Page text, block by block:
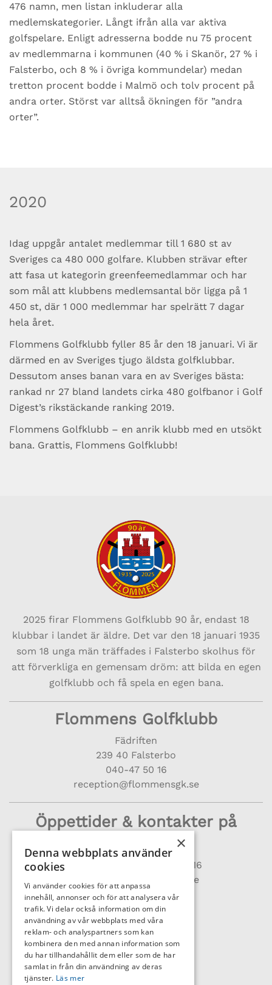
476 namn, men listan inkluderar alla
medlemskategorier. Långt ifrån alla var aktiva
golfspelare. Enligt adresserna bodde nu 75 procent
av medlemmarna i kommunen (40 % i Skanör, 27 % i
Falsterbo, och 8 % i övriga kommundelar) medan
tretton procent bodde i Malmö och tolv procent på
andra orter. Störst var alltså ökningen för ”andra
orter”.
2020
Idag uppgår antalet medlemmar till 1 680 st av
Sveriges ca 480 000 golfare. Klubben strävar efter
att fasa ut kategorin greenfeemedlammar och har
som mål att klubbens medlemsantal bör ligga på 1
450 st, där 1 000 medlemmar har spelrätt 7 dagar
hela året.
Flommens Golfklubb fyller 85 år den 18 januari. Vi är
därmed en av Sveriges tjugo äldsta golfklubbar.
Dessutom anses banan vara en av Sveriges bästa:
rankad nr 27 bland landets cirka 480 golfbanor i Golf
Digest’s rikstäckande ranking 2019.
Flommens Golfklubb – en anrik klubb med en utsökt
bana. Grattis, Flommens Golfklubb!
Flommens Golfklubb
Fädriften
239 40 Falsterbo
040-47 50 16
reception@flommensgk.se
2025 firar Flommens Golfklubb 90 år, endast18
klubbar i landet är äldre. Det var den 18 januari 1935
som 18 unga män träffades i Falsterbo skolhus för
att förverkliga en gemensam dröm: att bilda en egen
golfklubb och få spela en egen bana.
Öppettider & kontakter på
040 – 47 50 16
reception@flommensgk.se
Vardagar 8-17
Helg & helgdagar 8-15
Golfshop/Pro:
Vardagar 8-17
Helg & helgdagar 8-15
×
Denna webbplats använder
cookies
Vi använder cookies för att anpassa
innehåll, annonser och för att analysera vår
trafik. Vi delar också information om din
användning av vår webbplats med våra
reklam- och analyspartners som kan
kombinera den med annan information som
du har tillhandahållit dem eller som de har
samlat in från din användning av deras
tjänster. Läs mer